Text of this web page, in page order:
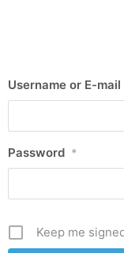
Username or E-mail
Password *
Keep me